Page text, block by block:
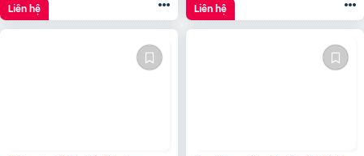
Liên hệ Liên hệ